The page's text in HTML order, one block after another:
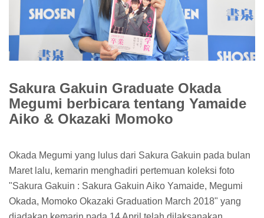
Sakura Gakuin Graduate Okada
Megumi berbicara tentang Yamaide
Aiko & Okazaki Momoko
Okada Megumi yang lulus dari Sakura Gakuin pada bulan
Maret lalu, kemarin menghadiri pertemuan koleksi foto
"Sakura Gakuin : Sakura Gakuin Aiko Yamaide, Megumi
Okada, Momoko Okazaki Graduation March 2018" yang